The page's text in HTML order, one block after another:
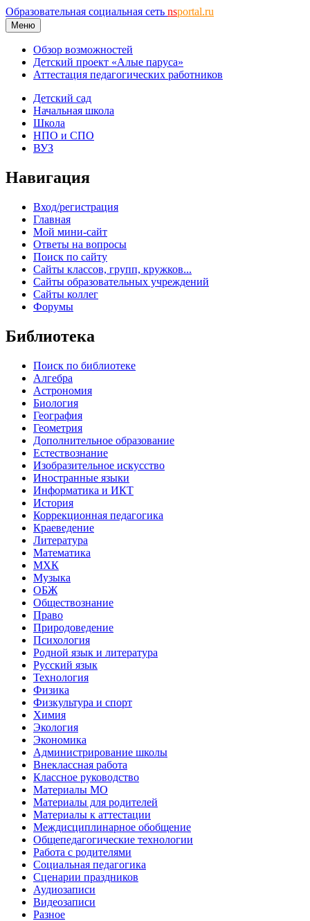
Образовательная социальная сеть nsportal.ru
Меню
Обзор возможностей
Детский проект «Алые паруса»
Аттестация педагогических работников
Детский сад
Начальная школа
Школа
НПО и СПО
ВУЗ
Навигация
Вход/регистрация
Главная
Мой мини-сайт
Ответы на вопросы
Поиск по сайту
Сайты классов, групп, кружков...
Сайты образовательных учреждений
Сайты коллег
Форумы
Библиотека
Поиск по библиотеке
Алгебра
Астрономия
Биология
География
Геометрия
Дополнительное образование
Естествознание
Изобразительное искусство
Иностранные языки
Информатика и ИКТ
История
Коррекционная педагогика
Краеведение
Литература
Математика
МХК
Музыка
ОБЖ
Обществознание
Право
Природоведение
Психология
Родной язык и литература
Русский язык
Технология
Физика
Физкультура и спорт
Химия
Экология
Экономика
Администрирование школы
Внеклассная работа
Классное руководство
Материалы МО
Материалы для родителей
Материалы к аттестации
Междисциплинарное обобщение
Общепедагогические технологии
Работа с родителями
Социальная педагогика
Сценарии праздников
Аудиозаписи
Видеозаписи
Разное